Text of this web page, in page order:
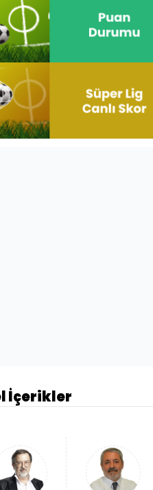
İçerikler